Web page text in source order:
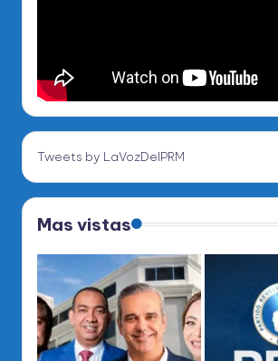
Tweets by LaVozDelPRM
Mas vistas